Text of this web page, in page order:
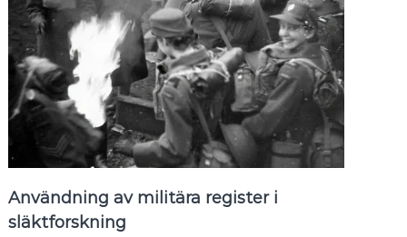
Användning av militära register i
släktforskning